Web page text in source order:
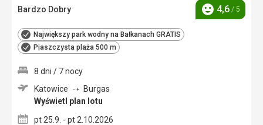
Bardzo Dobry
Ocena
4,6 / 5
Największy park wodny na Bałkanach GRATIS
Piaszczysta plaża 500 m
8 dni / 7 nocy
Katowice
Burgas
Wyświetl plan lotu
pt 25.9. - pt 2.10.2026